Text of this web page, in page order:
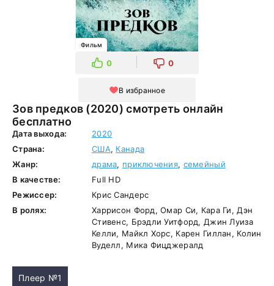
Зов предков (2020) смотреть онлайн
бесплатно
Фильм
0 0
В избранное
Дата выхода:
2020
Страна:
США, Канада
Жанр:
драма, приключения, семейный
В качестве:
Full HD
Режиссер:
Крис Сандерс
В ролях:
Харрисон Форд, Омар Си, Кара Ги, Дэн
Стивенс, Брэдли Уитфорд, Джин Луиза
Келли, Майкл Хорс, Карен Гиллан, Колин
Вуделл, Мика Фицджералд
Плеер №1